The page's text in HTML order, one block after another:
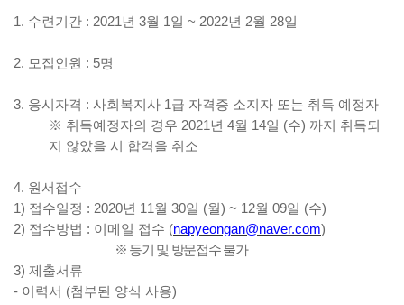
1. 수련기간 : 2021 년 3월 1 일 ~ 2022년 2월 28일
2. 모집인원 : 5명
3. 응시자격 : 사회복지사 1 급 자격증 소지자 또는 취득 예정자
※ 취득예정자의 경우 2021 년4월 14일 (수) 까지 취득되
지 않았을 시 합격을 취소
4. 원서접수
1) 접수일정 : 2020년 11 월 30일 (월) ~ 12월 09일 (수)
2) 접수방법 : 이메일 접수 (napyeongan@naver.com)
※ 등기 및 방문접수 불가
3) 제출서류
- 이력서 (첨부된 양식 사용)